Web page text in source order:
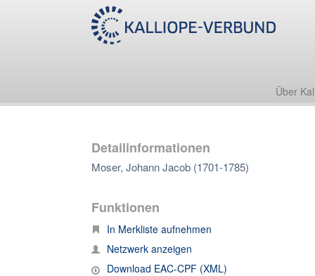
Über
Detailinformationen
Moser, Johann Jacob (1701-1785)
Funktionen
In Merkliste aufnehmen
Netzwerk anzeigen
Download EAC-CPF (XML)